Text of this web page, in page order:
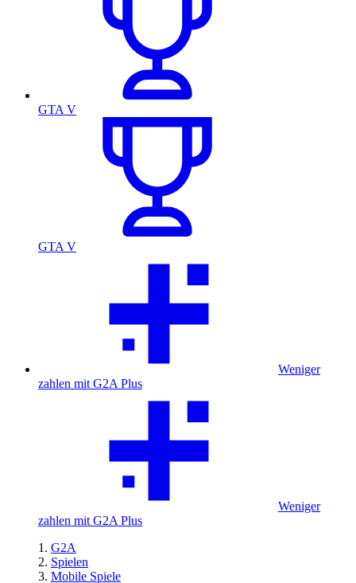
GTA V
GTA V
Weniger
zahlen mit G2A Plus
Weniger
zahlen mit G2A Plus
G2A
Spielen
Mobile Spiele